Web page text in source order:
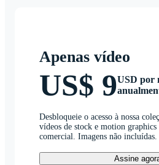
Apenas vídeo
US$ 9USD por
Desbloqueie o acesso à nossa
vídeos de stock e motion graphics
comercial. Imagens não incluídas.
Assine